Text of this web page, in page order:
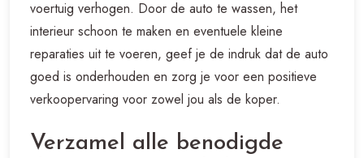
voertuig verhogen. Door de auto te wassen, het
interieur schoon te maken en eventuele kleine
reparaties uit te voeren, geef je de indruk dat de auto
goed is onderhouden en zorg je voor een positieve
verkoopervaring voor zowel jou als de koper.
Verzamel alle benodigde